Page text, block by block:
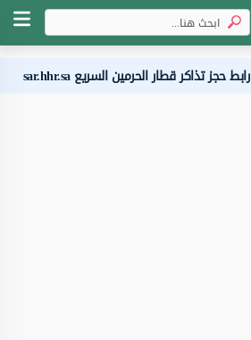
رابط حجز تذاكر قطار الحرمين السريع sar.hhr.sa